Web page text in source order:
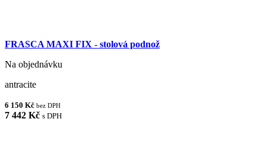
FRASCA MAXI FIX - stolová podnož
Na objednávku
antracite
6 150 Kč bez DPH
7 442 Kč s DPH